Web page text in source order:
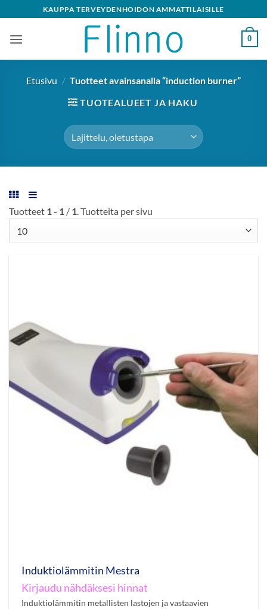
to
content
KAUPPA TERVEYDENHOIDON AMMATTILAISILLE
0
Etusivu / Tuotteet avainsanalla “induction burner”
TUOTEALUEET JA HAKU
Tuotteet 1 - 1 / 1. Tuotteita per sivu
Induktiolämmitin Mestra
Kirjaudu nähdäksesi hinnat
Induktiolämmitin metallisten lastojen ja vastaavien